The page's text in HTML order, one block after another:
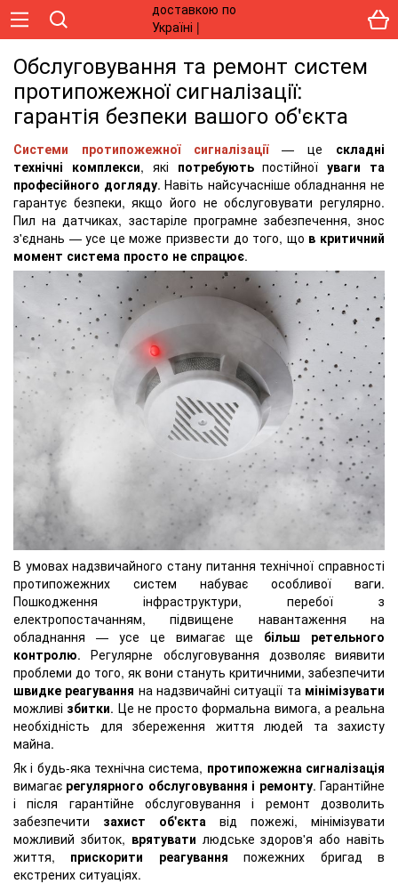
Обслуговування та ремонт систем
протипожежної сигналізації:
гарантія безпеки вашого об'єкта
Системи протипожежної сигналізації— це складні
технічні комплекси, які потребуютьпостійноїуваги та
професійного догляду. Навіть найсучасніше обладнання не
гарантує безпеки, якщо його не обслуговувати регулярно.
Пил на датчиках, застаріле програмне забезпечення, знос
з'єднань — усе це може призвести до того, що в критичний
момент система просто не спрацює.
В умовах надзвичайного стану питання технічної справності
протипожежних систем набуває особливої ваги.
Пошкодження інфраструктури, перебої з
електропостачанням, підвищене навантаження на
обладнання — усе це вимагає ще більш ретельного
контролю. Регулярне обслуговування дозволяє виявити
проблеми до того, як вони стануть критичними, забезпечити
швидке реагування на надзвичайні ситуації та мінімізувати
можливі збитки. Це не просто формальна вимога, а реальна
необхідність для збереження життя людей та захисту
майна.
Як і будь-яка технічна система, протипожежна сигналізація
вимагає регулярного обслуговування і ремонту. Гарантійне
і після гарантійне обслуговування і ремонт дозволить
забезпечити захист об'єкта від пожежі, мінімізувати
можливий збиток, врятувати людське здоров'я або навіть
життя, прискорити реагування пожежних бригад в
екстрених ситуаціях.